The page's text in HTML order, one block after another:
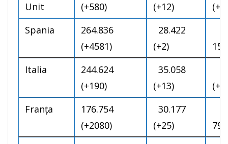
Unit
(+580)
(+12)
(+1)
Spania
264.836
(+4581)
28.422
(+2)
Italia
244.624
(+190)
35.058
(+13)
Franţa
176.754
(+2080)
30.177
(+25)